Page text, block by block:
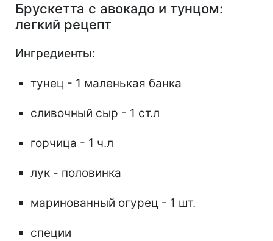
Брускетта с авокадо и тунцом:
легкий рецепт
Ингредиенты:
тунец - 1 маленькая банка
сливочный сыр - 1 ст.л
горчица - 1 ч.л
лук - половинка
маринованный огурец - 1 шт.
специи